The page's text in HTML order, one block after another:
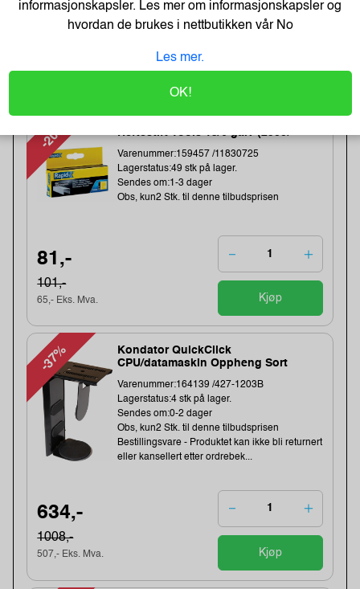
-20% Heftestift Tools 13/6 galv (2500)
Varenummer:159457 /11830725
Lagerstatus:49 stk på lager.
Sendes om:1-3 dager
Obs, kun2 Stk. til denne tilbudsprisen
81,-
101,-
65,- Eks. Mva. Kjøp
-37%
Kondator QuickClick
CPU/datamaskin Oppheng Sort
Varenummer:164139 /427-1203B
Lagerstatus:4 stk på lager.
Sendes om:0-2 dager
Obs, kun2 Stk. til denne tilbudsprisen
Bestillingsvare - Produktet kan ikke bli returnert
eller kansellert etter ordrebek...
634,-
1008,-
507,- Eks. Mva. Kjøp
informasjonskapsler. Les mer om informasjonskapsler og
hvordan de brukes i nettbutikken vårNo
Les mer.
OK!